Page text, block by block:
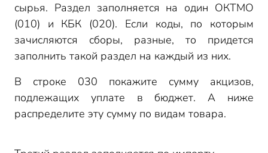
сырья. Раздел заполняется на один ОКТМО
(010) и КБК (020). Если коды, по которым
зачисляются сборы, разные, то придется
заполнить такой раздел на каждый из них.
В строке 030 покажите сумму акцизов,
подлежащих уплате в бюджет. А ниже
распределите эту сумму по видам товара.